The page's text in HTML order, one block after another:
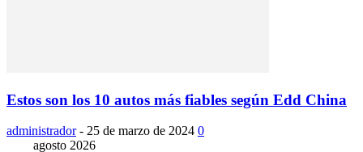
Estos son los 10 autos más fiables según Edd China
administrador - 25 de marzo de 2024 0
agosto 2026